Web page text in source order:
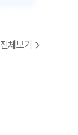
전체보기